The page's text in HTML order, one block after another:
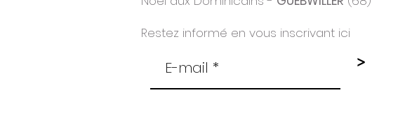
Restez informé en vous inscrivant ici
>